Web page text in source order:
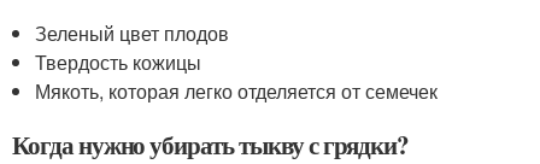
Зеленый цвет плодов
Твердость кожицы
Мякоть, которая легко отделяется от семечек
Когда нужно убирать тыкву с грядки?